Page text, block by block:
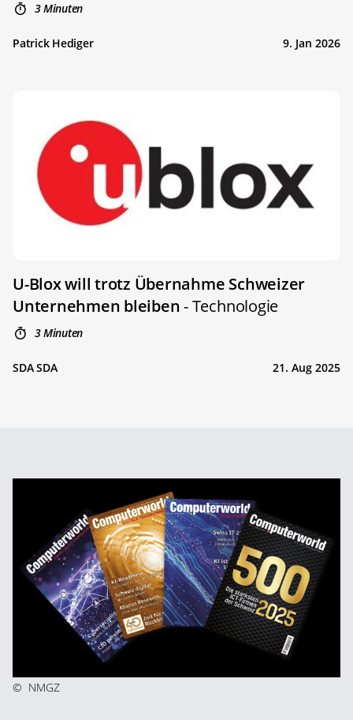
3 Minuten
Patrick Hediger 9. Jan 2026
U-Blox will trotz Übernahme Schweizer
Unternehmen bleiben- Technologie
3 Minuten
SDA SDA 21. Aug 2025
© NMGZ